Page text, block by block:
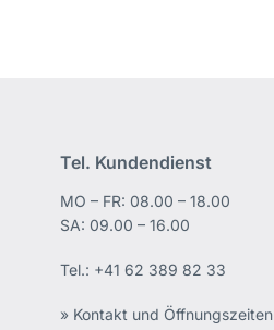
Tel. Kundendienst
MO – FR: 08.00 – 18.00
SA: 09.00 – 16.00
Tel.: +41 62 389 82 33
» Kontakt und Öffnungszeiten